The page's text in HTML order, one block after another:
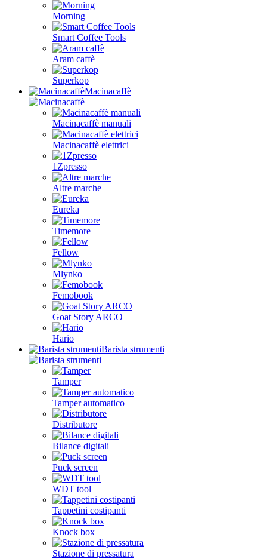
Morning
Smart Coffee Tools
Aram caffè
Superkop
Macinacaffè
Macinacaffè manuali
Macinacaffè elettrici
1Zpresso
Altre marche
Eureka
Timemore
Fellow
Mlynko
Femobook
Goat Story ARCO
Hario
Barista strumenti
Tamper
Tamper automatico
Distributore
Bilance digitali
Puck screen
WDT tool
Tappetini costipanti
Knock box
Stazione di pressatura